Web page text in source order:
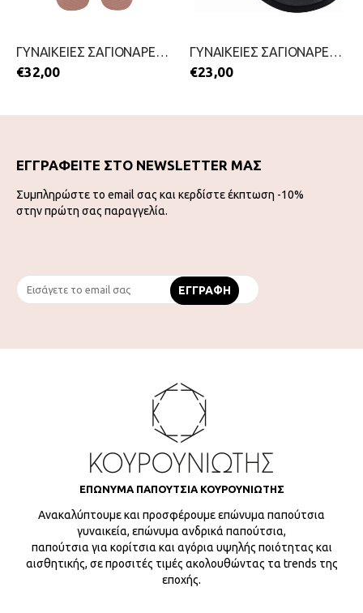
ΓΥΝΑΙΚΕΙΕΣ ΣΑΓΙΟΝΑΡΕΣ-HAVAIANAS-2199-0259-ΧΑΛΚΟΣ
€32,00
ΓΥΝΑΙΚΕΙΕΣ ΣΑΓΙΟΝΑΡΕΣ ΜΕ ΔΑΧΤΥΛΟ-IPANEMA-2199-0437-ΜΑΥΡΟ
€23,00
ΕΓΓΡΑΦΕΙΤΕ ΣΤΟ NEWSLETTER ΜΑΣ
Συμπληρώστε το email σας και κερδίστε έκπτωση -10%
στην πρώτη σας παραγγελία.
ΕΠΩΝΥΜΑ ΠΑΠΟΥΤΣΙΑ ΚΟΥΡΟΥΝΙΩΤΗΣ
Ανακαλύπτουμε και προσφέρουμε επώνυμα παπούτσια
γυναικεία, επώνυμα ανδρικά παπούτσια,
παπούτσια για κορίτσια και αγόρια υψηλής ποιότητας και
αισθητικής, σε προσιτές τιμές ακολουθώντας τα trends της
εποχής.